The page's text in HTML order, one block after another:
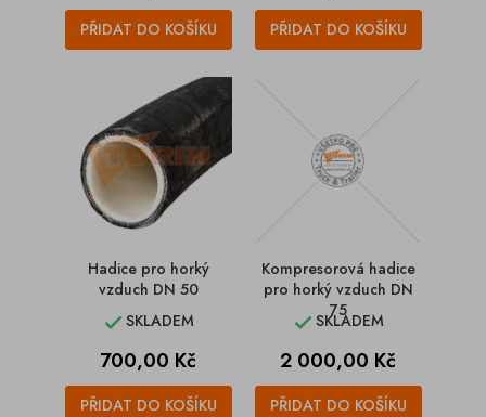
PŘIDAT DO KOŠÍKU PŘIDAT DO KOŠÍKU
Hadice pro horký
vzduch DN 50
SKLADEM
Cena
700,00 Kč
PŘIDAT DO KOŠÍKU
Kompresorová hadice
pro horký vzduch DN
75
SKLADEM
Cena
2 000,00 Kč
PŘIDAT DO KOŠÍKU